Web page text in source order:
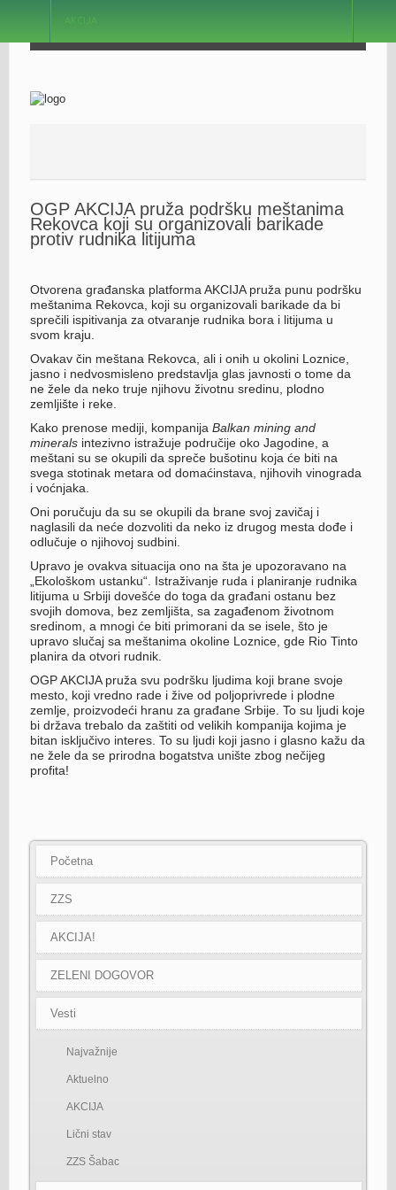
AKCIJA
OGP AKCIJA pruža podršku meštanima
Rekovca koji su organizovali barikade
protiv rudnika litijuma
Otvorena građanska platforma AKCIJA pruža punu podršku
meštanima Rekovca, koji su organizovali barikade da bi
sprečili ispitivanja za otvaranje rudnika bora i litijuma u
svom kraju.
Ovakav čin meštana Rekovca, ali i onih u okolini Loznice,
jasno i nedvosmisleno predstavlja glas javnosti o tome da
ne žele da neko truje njihovu životnu sredinu, plodno
zemljište i reke.
Kako prenose mediji, kompanijaBalkan mining and
minerals intezivno istražuje područije oko Jagodine, a
meštani su se okupili da spreče bušotinu koja će biti na
svega stotinak metara od domaćinstava, njihovih vinograda
i voćnjaka.
Oni poručuju da su se okupili da brane svoj zavičaj i
naglasili da neće dozvoliti da neko iz drugog mesta dođe i
odlučuje o njihovoj sudbini.
Upravo je ovakva situacija ono na šta je upozoravano na
„Ekološkom ustanku“. Istraživanje ruda i planiranje rudnika
litijuma u Srbiji dovešće do toga da građani ostanu bez
svojih domova, bez zemljišta, sa zagađenom životnom
sredinom, a mnogi će biti primorani da se isele, što je
upravo slučaj sa meštanima okoline Loznice, gde Rio Tinto
planira da otvori rudnik.
OGP AKCIJA pruža svu podršku ljudima koji brane svoje
mesto, koji vredno rade i žive od poljoprivrede i plodne
zemlje, proizvodeći hranu za građane Srbije. To su ljudi koje
bi država trebalo da zaštiti od velikih kompanija kojima je
bitan isključivo interes. To su ljudi koji jasno i glasno kažu da
ne žele da se prirodna bogatstva unište zbog nečijeg
profita!
Početna
ZZS
AKCIJA!
ZELENI DOGOVOR
Vesti
Najvažnije
Aktuelno
AKCIJA
Lični stav
ZZS Šabac